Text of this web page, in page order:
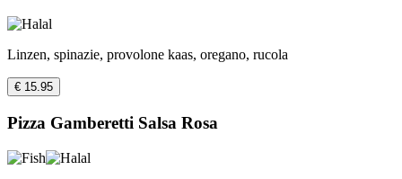
Linzen, spinazie, provolone kaas, oregano, rucola
€ 15.95
Pizza Gamberetti Salsa Rosa